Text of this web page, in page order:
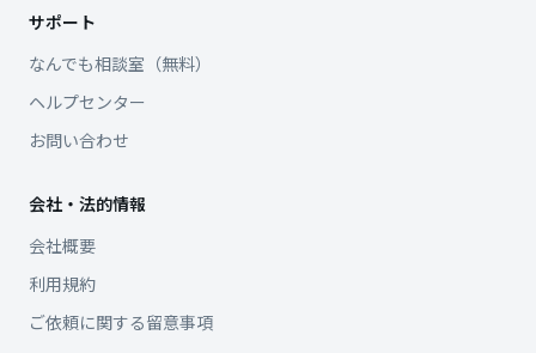
サポート
なんでも相談室（無料）
ヘルプセンター
お問い合わせ
会社・法的情報
会社概要
利用規約
ご依頼に関する留意事項